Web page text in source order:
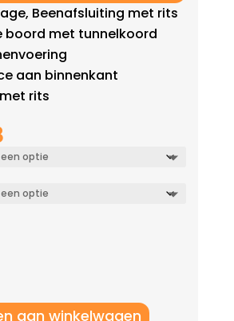
Beenafsluiting met rits
boord met tunnelkoord
aan binnenkant
rits
aan winkelwagen